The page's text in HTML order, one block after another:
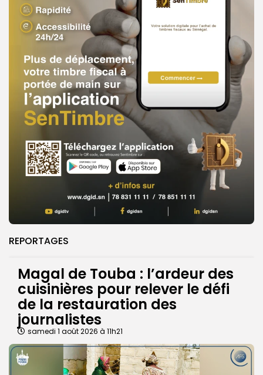
REPORTAGES
Magal de Touba : l’ardeur des
cuisinières pour relever le défi
de la restauration des
journalistes
samedi 1 août 2026 à 11h21